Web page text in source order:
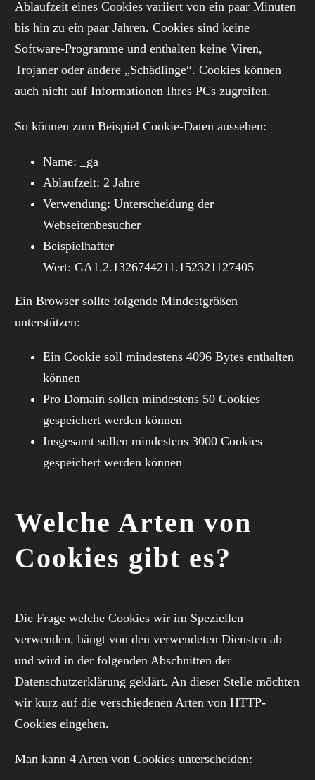
Ablaufzeit eines Cookies variiert von ein paar Minuten
bis hin zu ein paar Jahren. Cookies sind keine
Software-Programme und enthalten keine Viren,
Trojaner oder andere „Schädlinge“. Cookies können
auch nicht auf Informationen Ihres PCs zugreifen.
So können zum Beispiel Cookie-Daten aussehen:
Name: _ga
Ablaufzeit: 2 Jahre
Verwendung: Unterscheidung der
Webseitenbesucher
Beispielhafter
Wert: GA1.2.1326744211.152321127405
Ein Browser sollte folgende Mindestgrößen
unterstützen:
Ein Cookie soll mindestens 4096 Bytes enthalten
können
Pro Domain sollen mindestens 50 Cookies
gespeichert werden können
Insgesamt sollen mindestens 3000 Cookies
gespeichert werden können
Welche Arten von
Cookies gibt es?
Die Frage welche Cookies wir im Speziellen
verwenden, hängt von den verwendeten Diensten ab
und wird in der folgenden Abschnitten der
Datenschutzerklärung geklärt. An dieser Stelle möchten
wir kurz auf die verschiedenen Arten von HTTP-
Cookies eingehen.
Man kann 4 Arten von Cookies unterscheiden: